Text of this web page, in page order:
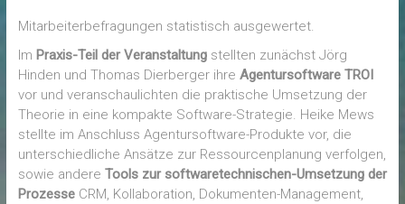
Mitarbeiterbefragungen statistisch ausgewertet.
Im Praxis-Teil der Veranstaltungstellten zunächst Jörg
Hinden und Thomas Dierberger ihre Agentursoftware TROI
vor und veranschaulichten die praktische Umsetzung der
Theorie in eine kompakte Software-Strategie. Heike Mews
stellte im Anschluss Agentursoftware-Produkte vor, die
unterschiedliche Ansätze zur Ressourcenplanung verfolgen,
sowie andere Tools zur softwaretechnischen-Umsetzung der
ProzesseCRM, Kollaboration, Dokumenten-Management,